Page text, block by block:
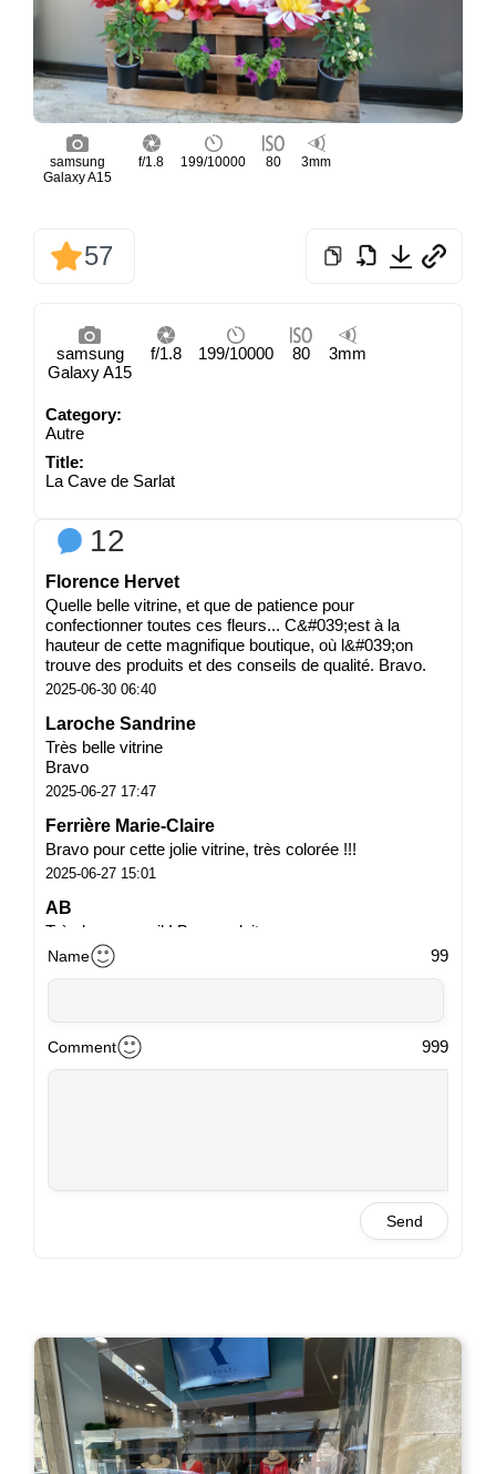
samsung
Galaxy A15
f/1.8 199/10000 80 3mm
57
samsung
Galaxy A15
f/1.8 199/10000 80 3mm
Category:
Autre
Title:
La Cave de Sarlat
12
Florence Hervet
Quelle belle vitrine, et que de patience pour
confectionner toutes ces fleurs... C&#039;est à la
hauteur de cette magnifique boutique, où l&#039;on
trouve des produits et des conseils de qualité. Bravo.
2025-06-30 06:40
Laroche Sandrine
Très belle vitrine
Bravo
2025-06-27 17:47
Ferrière Marie-Claire
Bravo pour cette jolie vitrine, très colorée !!!
2025-06-27 15:01
AB
Très bon conseil ! Bon produits
2025-06-27 12:23
2025-06-27 12:15
Brosset
Name 99
Comment 999
Send